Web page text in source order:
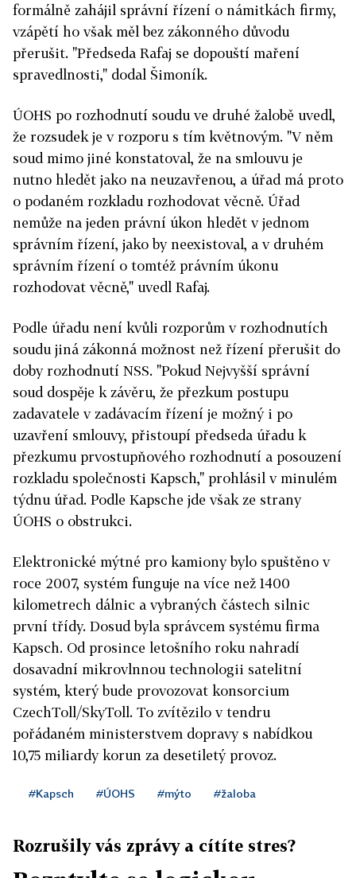
formálně zahájil správní řízení o námitkách firmy,
vzápětí ho však měl bez zákonného důvodu
přerušit. "Předseda Rafaj se dopouští maření
spravedlnosti," dodal Šimoník.
ÚOHS po rozhodnutí soudu ve druhé žalobě uvedl,
že rozsudek je v rozporu s tím květnovým. "V něm
soud mimo jiné konstatoval, že na smlouvu je
nutno hledět jako na neuzavřenou, a úřad má proto
o podaném rozkladu rozhodovat věcně. Úřad
nemůže na jeden právní úkon hledět v jednom
správním řízení, jako by neexistoval, a v druhém
správním řízení o tomtéž právním úkonu
rozhodovat věcně," uvedl Rafaj.
Podle úřadu není kvůli rozporům v rozhodnutích
soudu jiná zákonná možnost než řízení přerušit do
doby rozhodnutí NSS. "Pokud Nejvyšší správní
soud dospěje k závěru, že přezkum postupu
zadavatele v zadávacím řízení je možný i po
uzavření smlouvy, přistoupí předseda úřadu k
přezkumu prvostupňového rozhodnutí a posouzení
rozkladu společnosti Kapsch," prohlásil v minulém
týdnu úřad. Podle Kapsche jde však ze strany
ÚOHS o obstrukci.
Elektronické mýtné pro kamiony bylo spuštěno v
roce 2007, systém funguje na více než 1400
kilometrech dálnic a vybraných částech silnic
první třídy. Dosud byla správcem systému firma
Kapsch. Od prosince letošního roku nahradí
dosavadní mikrovlnnou technologii satelitní
systém, který bude provozovat konsorcium
CzechToll/SkyToll. To zvítězilo v tendru
pořádaném ministerstvem dopravy s nabídkou
10,75 miliardy korun za desetiletý provoz.
#Kapsch #ÚOHS #mýto #žaloba
Rozrušily vás zprávy a cítíte stres?